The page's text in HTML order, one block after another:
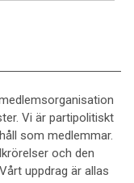
Vi är partipolitiskt
som medlemmar.
och den
uppdrag är allas